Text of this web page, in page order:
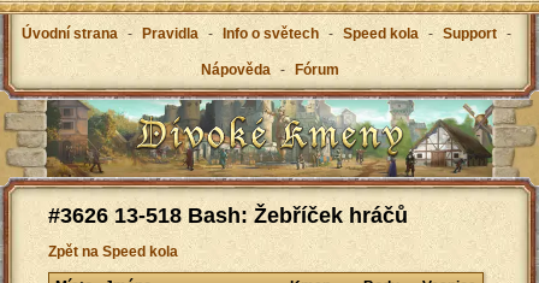
Úvodní strana - Pravidla - Info o světech - Speed kola - Support -
Nápověda - Fórum
#3626 13-518 Bash: Žebříček hráčů
Zpět na Speed kola